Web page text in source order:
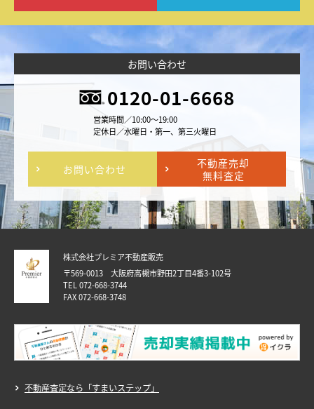
お問い合わせ
0120-01-6668
営業時間／10:00～19:00
定休日／水曜日・第一、第三火曜日
お問い合わせ
不動産売却
無料査定
株式会社プレミア不動産販売
〒569-0013 大阪府高槻市野田2丁目4番3-102号
TEL 072-668-3744
FAX 072-668-3748
不動産査定なら「すまいステップ」